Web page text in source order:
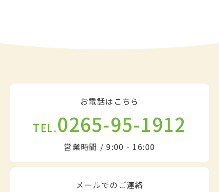
お電話はこちら
TEL.0265-95-1912
営業時間 / 9:00 - 16:00
メールでのご連絡